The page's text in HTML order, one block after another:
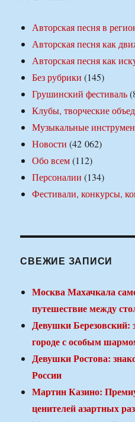
Авторская песня в
Авторская песня как
Авторская песня как
Без рубрики (145)
Грушинский фестиваль
Клубы, творческие
Музыкальные
Новости (42 062)
Обо всем(112)
Персоналии (134)
Фестивали, конкурсы,
СВЕЖИЕ ЗАПИСИ
Москва Махачкала
путешествие между
Девушки Березовский:
городе с особым
Девушки Ростова:
России
Мартин Казино:
ценителей азартных